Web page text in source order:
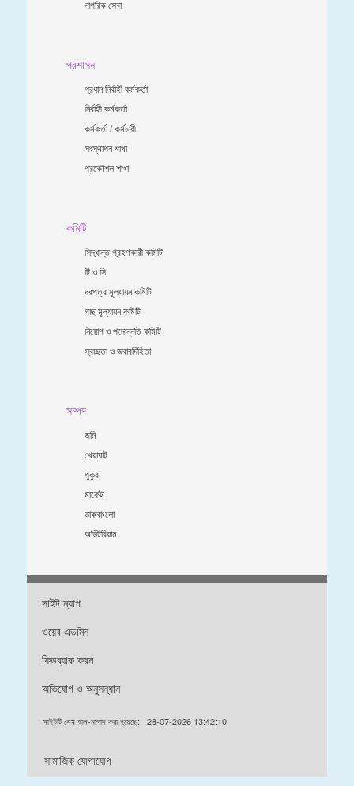
নাগরিক সেবা
প্রশাসন
প্রধান নির্বাহী কর্মকর্তা
নির্বাহী কর্মকর্তা
কর্মকর্তা / কর্মচারী
সংস্থাপন শাখা
প্রকৌশল শাখা
কমিটি
সিদ্ধান্ত গ্রহণকারী কমিটি
টি ও সি
দরপত্র মূল্যায়ন কমিটি
গাছ মূল্যায়ন কমিটি
নিয়োগ ও পদোন্নতি কমিটি
স্বচ্ছতা ও জবাবদিহিতা
সম্পদ
জমি
খেয়াঘাট
পুকুর
মার্কেট
ডাকবাংলো
অডিটরিয়াম
সাইট ম্যাপ
ওয়েব এডমিন
ফিডব্যাক ফরম
অভিযোগ ও অনুসন্ধান
সাইটটি শেষ হাল-নাগাদ করা হয়েছে: 28-07-2026 13:42:10
সামাজিক যোগাযোগ